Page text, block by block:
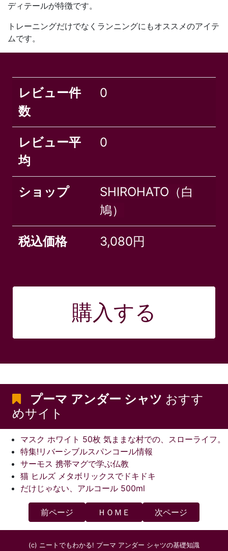
ディテールが特徴です。
トレーニングだけでなくランニングにもオススメのアイテ
ムです。
レビュー件
数
0
レビュー平
均
0
ショップ
SHIROHATO（白
鳩）
税込価格 3,080円
購入する
プーマ アンダー シャツ おすす
めサイト
マスク ホワイト 50枚 気ままな村での、スローライフ。
特集!リバーシブルスパンコール情報
サーモス 携帯マグで学ぶ仏教
猫 ヒルズ メタボリックスでドキドキ
だけじゃない、アルコール 500ml
前ページ ＨＯＭＥ 次ページ
(c) ニートでもわかる! プーマ アンダー シャツの基礎知識